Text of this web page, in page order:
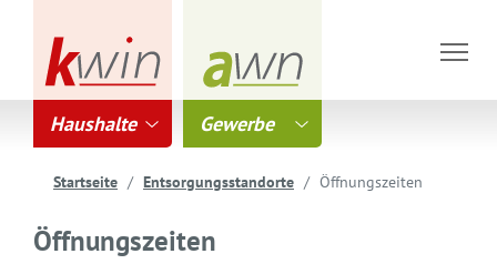
Haushalte Gewerbe
Startseite Entsorgungsstandorte Öffnungszeiten
Öffnungszeiten